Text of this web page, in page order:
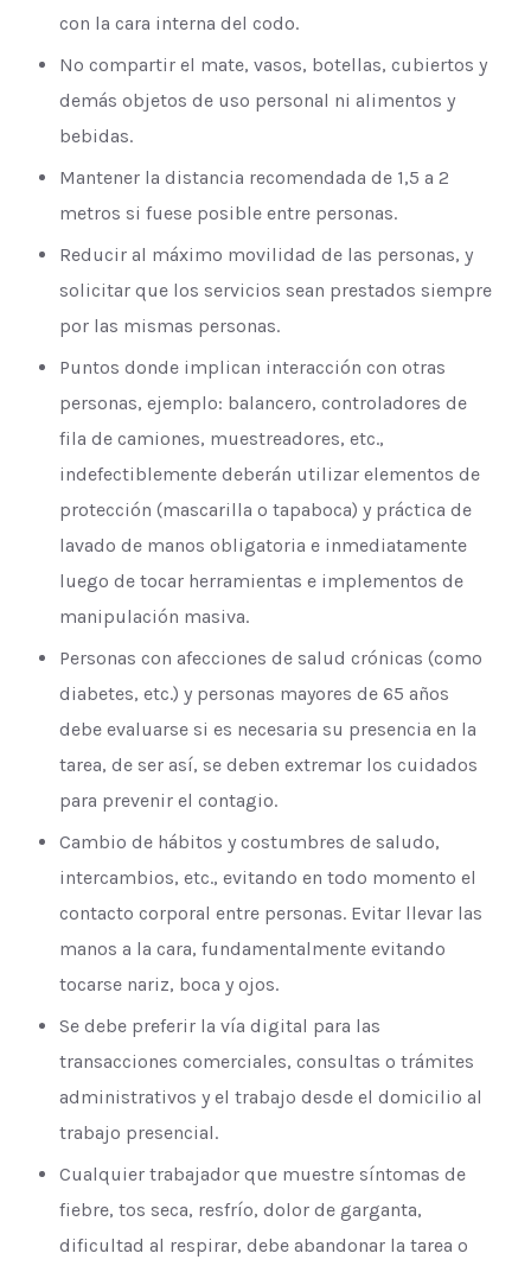
con la cara interna del codo.
No compartir el mate, vasos, botellas, cubiertos y
demás objetos de uso personal ni alimentos y
bebidas.
Mantener la distancia recomendada de 1,5 a 2
metros si fuese posible entre personas.
Reducir al máximo movilidad de las personas, y
solicitar que los servicios sean prestados siempre
por las mismas personas.
Puntos donde implican interacción con otras
personas, ejemplo: balancero, controladores de
fila de camiones, muestreadores, etc.,
indefectiblemente deberán utilizar elementos de
protección (mascarilla o tapaboca) y práctica de
lavado de manos obligatoria e inmediatamente
luego de tocar herramientas e implementos de
manipulación masiva.
Personas con afecciones de salud crónicas (como
diabetes, etc.) y personas mayores de 65 años
debe evaluarse si es necesaria su presencia en la
tarea, de ser así, se deben extremar los cuidados
para prevenir el contagio.
Cambio de hábitos y costumbres de saludo,
intercambios, etc., evitando en todo momento el
contacto corporal entre personas. Evitar llevar las
manos a la cara, fundamentalmente evitando
tocarse nariz, boca y ojos.
Se debe preferir la vía digital para las
transacciones comerciales, consultas o trámites
administrativos y el trabajo desde el domicilio al
trabajo presencial.
Cualquier trabajador que muestre síntomas de
fiebre, tos seca, resfrío, dolor de garganta,
dificultad al respirar, debe abandonar la tarea o